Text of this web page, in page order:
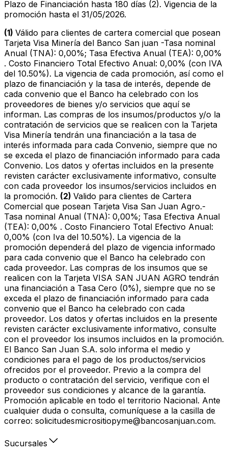
Plazo de Financiación hasta 180 días (2). Vigencia de la
promoción hasta el 31/05/2026.
(1) Válido para clientes de cartera comercial que posean
Tarjeta Visa Minería del Banco San juan -Tasa nominal
Anual (TNA): 0,00%; Tasa Efectiva Anual (TEA): 0,00%
. Costo Financiero Total Efectivo Anual: 0,00% (con IVA
del 10.50%). La vigencia de cada promoción, así como el
plazo de financiación y la tasa de interés, depende de
cada convenio que el Banco ha celebrado con los
proveedores de bienes y/o servicios que aquí se
informan. Las compras de los insumos/productos y/o la
contratación de servicios que se realicen con la Tarjeta
Visa Minería tendrán una financiación a la tasa de
interés informada para cada Convenio, siempre que no
se exceda el plazo de financiación informado para cada
Convenio. Los datos y ofertas incluidos en la presente
revisten carácter exclusivamente informativo, consulte
con cada proveedor los insumos/servicios incluidos en
la promoción. (2) Valido para clientes de Cartera
Comercial que posean Tarjeta Visa San Juan Agro.-
Tasa nominal Anual (TNA): 0,00%; Tasa Efectiva Anual
(TEA): 0,00% . Costo Financiero Total Efectivo Anual:
0,00% (con Iva del 10.50%). La vigencia de la
promoción dependerá del plazo de vigencia informado
para cada convenio que el Banco ha celebrado con
cada proveedor. Las compras de los insumos que se
realicen con la Tarjeta VISA SAN JUAN AGRO tendrán
una financiación a Tasa Cero (0%), siempre que no se
exceda el plazo de financiación informado para cada
convenio que el Banco ha celebrado con cada
proveedor. Los datos y ofertas incluidos en la presente
revisten carácter exclusivamente informativo, consulte
con el proveedor los insumos incluidos en la promoción.
El Banco San Juan S.A. solo informa el medio y
condiciones para el pago de los productos/servicios
ofrecidos por el proveedor. Previo a la compra del
producto o contratación del servicio, verifique con el
proveedor sus condiciones y alcance de la garantía.
Promoción aplicable en todo el territorio Nacional. Ante
cualquier duda o consulta, comuníquese a la casilla de
correo: solicitudesmicrositiopyme@bancosanjuan.com.
Sucursales